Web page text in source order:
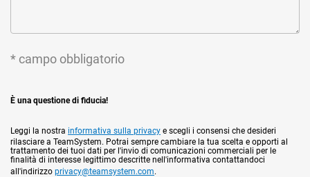
* campo obbligatorio
È una questione di fiducia!
Leggi la nostra informativa sulla privacy e scegli i consensi che desideri
rilasciare a TeamSystem. Potrai sempre cambiare la tua scelta e opporti al
trattamento dei tuoi dati per l'invio di comunicazioni commerciali per le
finalità di interesse legittimo descritte nell'informativa contattandoci
all'indirizzo privacy@teamsystem.com.